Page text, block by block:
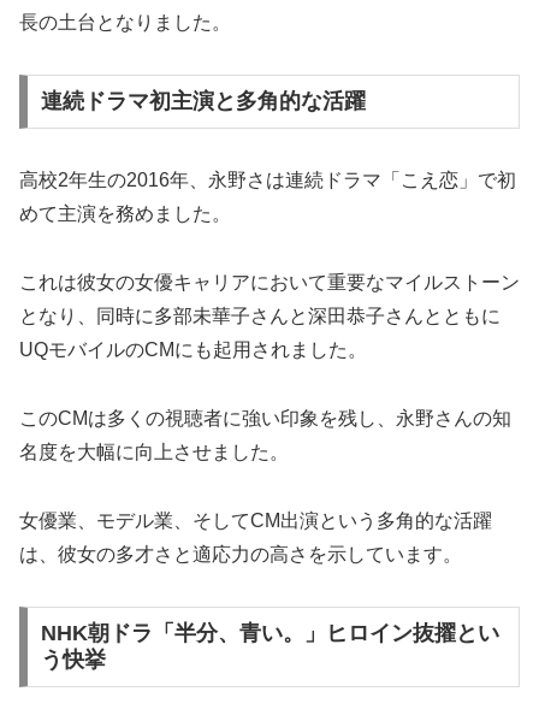
長の土台となりました。
連続ドラマ初主演と多角的な活躍
高校2年生の2016年、永野さは連続ドラマ「こえ恋」で初
めて主演を務めました。
これは彼女の女優キャリアにおいて重要なマイルストーン
となり、同時に多部未華子さんと深田恭子さんとともに
UQモバイルのCMにも起用されました。
このCMは多くの視聴者に強い印象を残し、永野さんの知
名度を大幅に向上させました。
女優業、モデル業、そしてCM出演という多角的な活躍
は、彼女の多才さと適応力の高さを示しています。
NHK朝ドラ「半分、青い。」ヒロイン抜擢とい
う快挙